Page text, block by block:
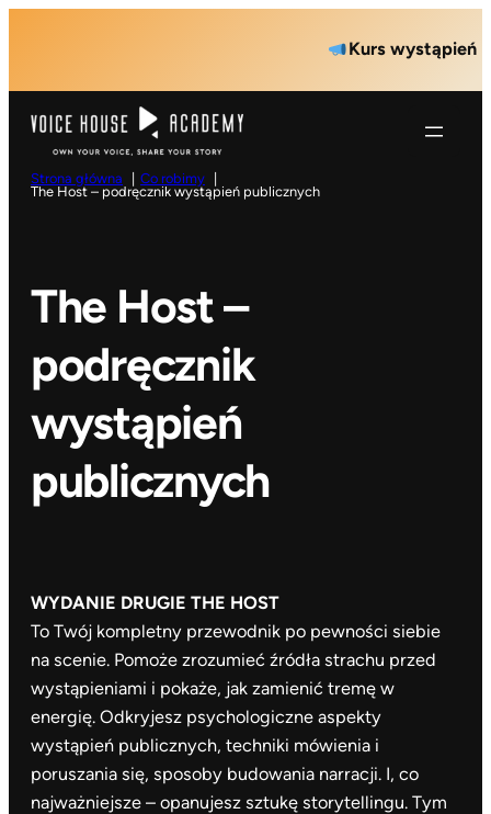
Kurs wystąpień
Strona główna
Co robimy
The Host – podręcznik wystąpień publicznych
The Host –
podręcznik
wystąpień
publicznych
WYDANIE DRUGIE THE HOST
To Twój kompletny przewodnik po pewności siebie
na scenie. Pomoże zrozumieć źródła strachu przed
wystąpieniami i pokaże, jak zamienić tremę w
energię. Odkryjesz psychologiczne aspekty
wystąpień publicznych, techniki mówienia i
poruszania się, sposoby budowania narracji. I, co
najważniejsze – opanujesz sztukę storytellingu. Tym